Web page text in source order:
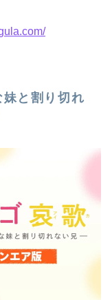
妹と割り切れ